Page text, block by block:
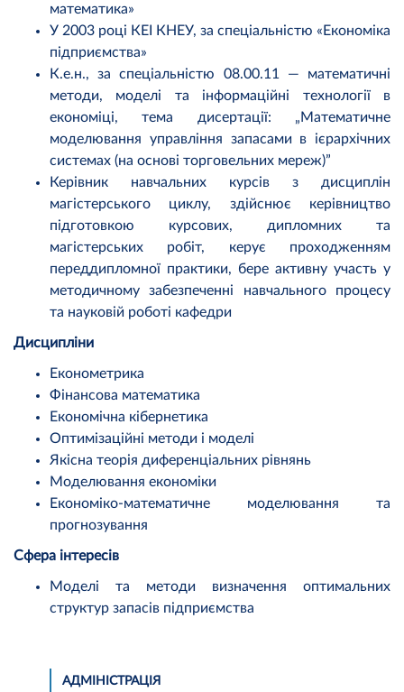
математика»
У 2003 році КЕІ КНЕУ, за спеціальністю «Економіка
підприємства»
К.е.н., за спеціальністю 08.00.11 — математичні
методи, моделі та інформаційні технології в
економіці, тема дисертації: „Математичне
моделювання управління запасами в ієрархічних
системах (на основі торговельних мереж)”
Керівник навчальних курсів з дисциплін
магістерського циклу, здійснює керівництво
підготовкою курсових, дипломних та
магістерських робіт, керує проходженням
переддипломної практики, бере активну участь у
методичному забезпеченні навчального процесу
та науковій роботі кафедри
Дисципліни
Економетрика
Фінансова математика
Економічна кібернетика
Оптимізаційні методи і моделі
Якісна теорія диференціальних рівнянь
Моделювання економіки
Економіко-математичне моделювання та
прогнозування
Сфера інтересів
Моделі та методи визначення оптимальних
структур запасів підприємства
АДМІНІСТРАЦІЯ